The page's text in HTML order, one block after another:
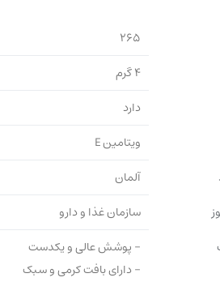
265
4 گرم
دارد
ویتامین E
آلمان
سازمان غذا و دارو
- پوشش عالی و یکدست
- دارای بافت کرمی و سبک